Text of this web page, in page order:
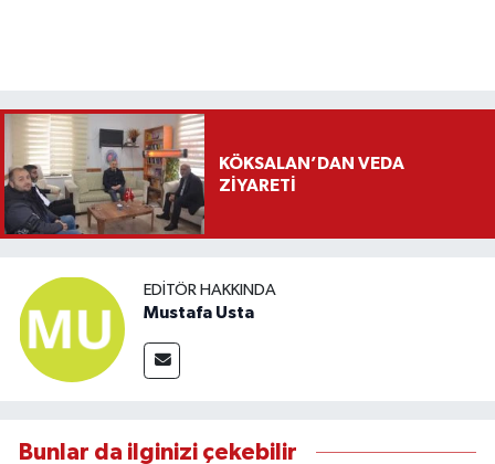
KÖKSALAN’DAN VEDA
ZİYARETİ
EDITÖR HAKKINDA
Mustafa Usta
Bunlar da ilginizi çekebilir